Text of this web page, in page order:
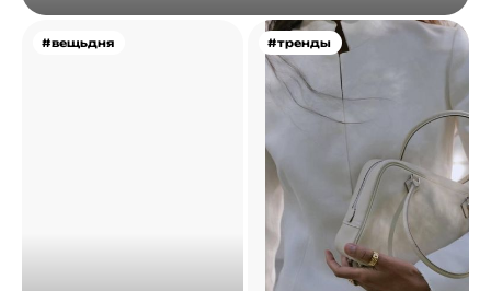
#вещьдня #тренды